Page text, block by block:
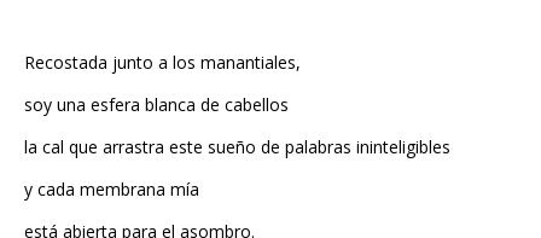
Recostada junto a los manantiales,
soy una esfera blanca de cabellos
la cal que arrastra este sueño de palabras ininteligibles
y cada membrana mía
está abierta para el asombro.